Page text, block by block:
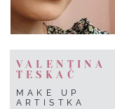
VALENTINA
TESKAČ
MAKE UP
ARTISTKA